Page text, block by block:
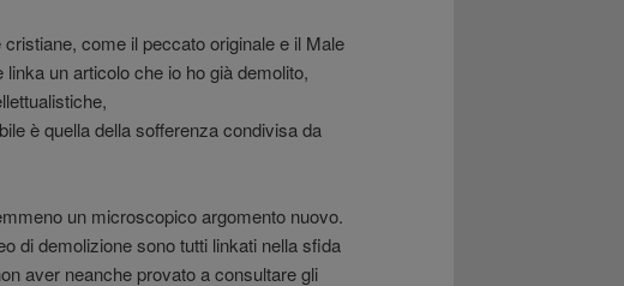
come il peccato originale e il Male
un articolo che io ho già demolito,
è quella della sofferenza condivisa da
un microscopico argomento nuovo.
di demolizione sono tutti linkati nella sfida
aver neanche provato a consultare gli